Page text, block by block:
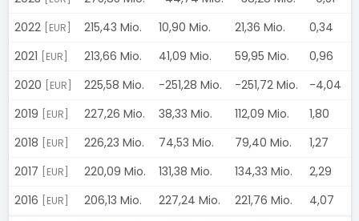
2022
[EUR] 215,43 Mio. 10,90 Mio. 21,36 Mio. 0,34
2021
[EUR] 213,66 Mio. 41,09 Mio. 59,95 Mio. 0,96
2020
[EUR] 225,58 Mio. -251,28 Mio. -251,72 Mio. -4,04
2019
[EUR] 227,26 Mio. 38,33 Mio. 112,09 Mio. 1,80
2018
[EUR] 226,23 Mio. 74,53 Mio. 79,40 Mio. 1,27
2017
[EUR] 220,09 Mio. 131,38 Mio. 134,33 Mio. 2,29
2016
[EUR] 206,13 Mio. 227,24 Mio. 221,76 Mio. 4,07